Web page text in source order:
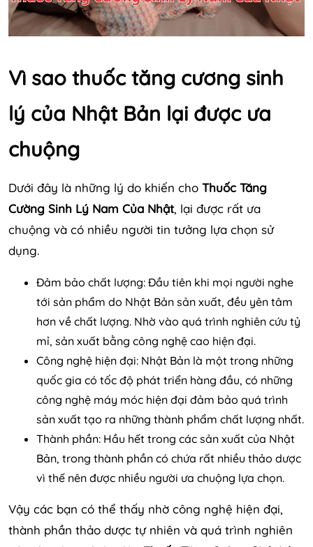
Vì sao thuốc tăng cương sinh
lý của Nhật Bản lại được ưa
chuộng
Dưới đây là những lý do khiến cho Thuốc Tăng
Cường Sinh Lý Nam Của Nhật, lại được rất ưa
chuộng và có nhiều người tin tưởng lựa chọn sử
dụng.
Đảm bảo chất lượng: Đầu tiên khi mọi người nghe
tới sản phẩm do Nhật Bản sản xuất, đều yên tâm
hơn về chất lượng. Nhờ vào quá trình nghiên cứu tỷ
mỉ, sản xuất bằng công nghệ cao hiện đại.
Công nghệ hiện đại: Nhật Bản là một trong những
quốc gia có tốc độ phát triển hàng đầu, có những
công nghệ máy móc hiện đại đảm bảo quá trình
sản xuất tạo ra những thành phẩm chất lượng nhất.
Thành phần: Hầu hết trong các sản xuất của Nhật
Bản, trong thành phần có chứa rất nhiều thảo dược
vì thế nên được nhiều người ưa chuộng lựa chọn.
Vậy các bạn có thể thấy nhờ công nghệ hiện đại,
thành phần thảo dược tự nhiên và quá trình nghiên